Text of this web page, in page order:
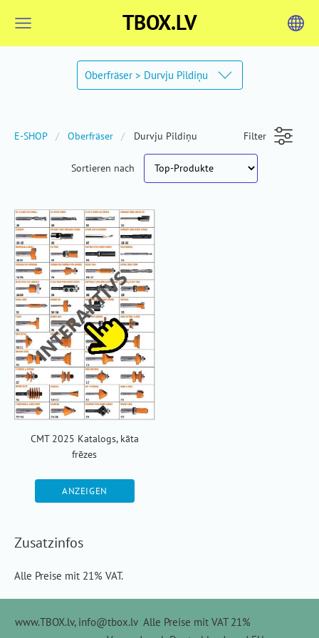
TBOX.LV
Oberfräser > Durvju Pildiņu
Zusatzinfos
Alle Preise mit 21% VAT.
E-SHOP Oberfräser Durvju Pildiņu Filter
Sortieren nach
CMT 2025 Katalogs, kāta
frēzes
ANZEIGEN
www.TBOX.lv, info@tbox.lvAlle Preise mit VAT 21%